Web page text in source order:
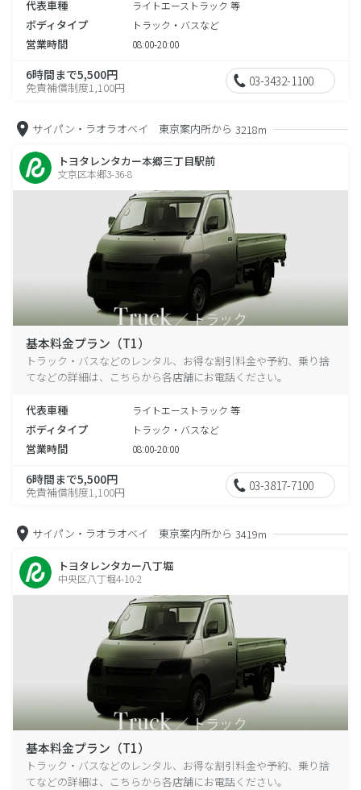
代表車種 ライトエーストラック 等
ボディタイプ トラック・バスなど
営業時間 08:00-20:00
6時間まで5,500円
免責補償制度1,100円 03-3432-1100
サイパン・ラオラオベイ 東京案内所から 3218m
トヨタレンタカー本郷三丁目駅前
文京区本郷3-36-8
基本料金プラン（T1）
トラック・バスなどのレンタル、お得な割引料金や予約、乗り捨
てなどの詳細は、こちらから各店舗にお電話ください。
代表車種 ライトエーストラック 等
ボディタイプ トラック・バスなど
営業時間 08:00-20:00
6時間まで5,500円
免責補償制度1,100円 03-3817-7100
サイパン・ラオラオベイ 東京案内所から 3419m
トヨタレンタカー八丁堀
中央区八丁堀4-10-2
基本料金プラン（T1）
トラック・バスなどのレンタル、お得な割引料金や予約、乗り捨
てなどの詳細は、こちらから各店舗にお電話ください。